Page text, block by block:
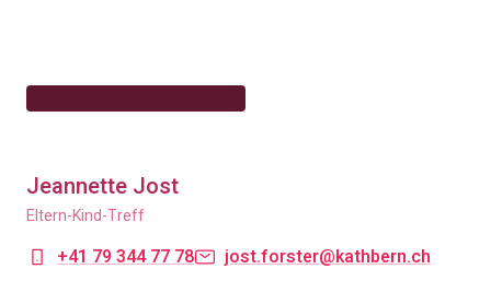
Jeannette Jost
Eltern-Kind-Treff
+41 79 344 77 78 jost.forster@kathbern.ch